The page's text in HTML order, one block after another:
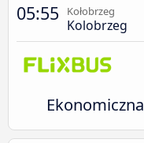
05:55 Kołobrzeg
Kolobrzeg
Ekonomiczna